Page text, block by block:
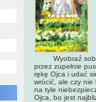
Wyobraź sobie,
przez zupełnie
rękę Ojca i udać
wrócić, ale czy nie
na tyle
Ojca, bo jest